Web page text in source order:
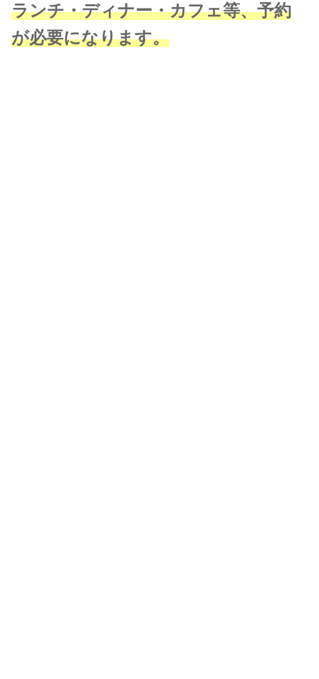
ランチ・ディナー・カフェ等、予約
が必要になります。